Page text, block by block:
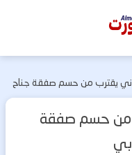
يقترب من حسم صفقة جناح
من حسم صفقة